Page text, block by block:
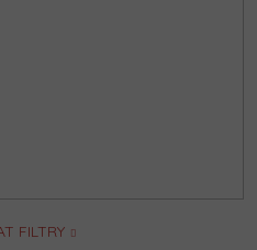
FILTRY